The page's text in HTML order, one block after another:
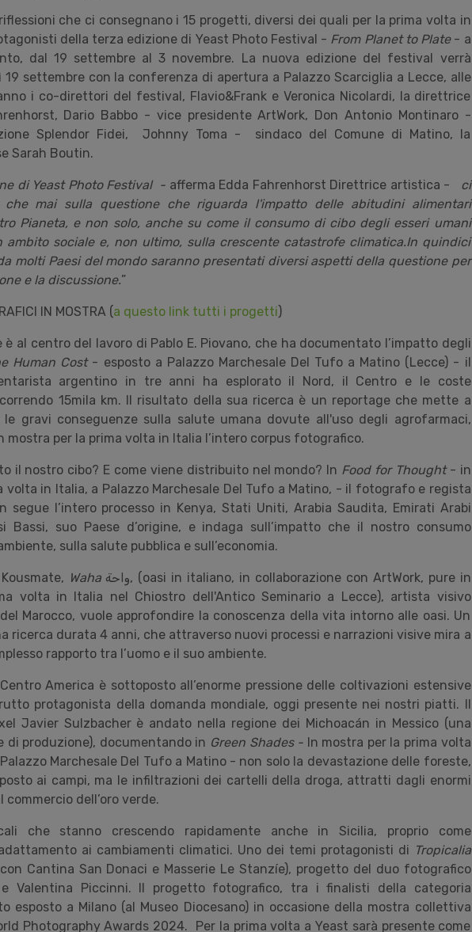
che ci consegnano i 15 progetti, diversi dei quali per la prima volta in
della terza edizione di Yeast Photo Festival - From Planet to Plate- a
dal 19 settembre al 3 novembre. La nuova edizione del festival verrà
settembre con la conferenza di apertura a Palazzo Scarciglia a Lecce, alle
i co-direttori del festival, Flavio&Frank e Veronica Nicolardi, la direttrice
Dario Babbo - vice presidente ArtWork, Don Antonio Montinaro -
Splendor Fidei, Johnny Toma - sindaco del Comune di Matino, la
Sarah Boutin.
di Yeast Photo Festival - afferma Edda Fahrenhorst Direttrice artistica -
ci
che mai sulla questione che riguarda l'impatto delle abitudini alimentari
Pianeta, e non solo, anche su come il consumo di cibo degli esseri umani
sociale e, non ultimo, sulla crescente catastrofe climatica.In quindici
molti Paesi del mondo saranno presentati diversi aspetti della questione per
e la discussione.”
IN MOSTRA (a questo link tutti i progetti)
al centro del lavoro di Pablo E. Piovano, che ha documentato l’impatto degli
Human Cost - esposto a Palazzo Marchesale Del Tufo a Matino (Lecce) - il
argentino in tre anni ha esplorato il Nord, il Centro e le coste
15mila km. Il risultato della sua ricerca è un reportage che mette a
gravi conseguenze sulla salute umana dovute all'uso degli agrofarmaci,
mostra per la prima volta in Italia l’intero corpus fotografico.
il nostro cibo? E come viene distribuito nel mondo? In Food for Thought- in
volta in Italia, a Palazzo Marchesale Del Tufo a Matino, - il fotografo e regista
segue l’intero processo in Kenya, Stati Uniti, Arabia Saudita, Emirati Arabi
Bassi, suo Paese d’origine, e indaga sull’impatto che il nostro consumo
sulla salute pubblica e sull’economia.
Waha واحة, (oasi in italiano, in collaborazione con ArtWork, pure in
volta in Italia nel Chiostro dell'Antico Seminario a Lecce), artista visivo
Marocco, vuole approfondire la conoscenza della vita intorno alle oasi. Un
ricerca durata 4 anni, che attraverso nuovi processi e narrazioni visive mira a
rapporto tra l’uomo e il suo ambiente.
America è sottoposto all’enorme pressione delle coltivazioni estensive
protagonista della domanda mondiale, oggi presente nei nostri piatti. Il
Javier Sulzbacher è andato nella regione dei Michoacán in Messico (una
di produzione), documentando in Green Shades - In mostra per la prima volta
Marchesale Del Tufo a Matino - non solo la devastazione delle foreste,
ai campi, ma le infiltrazioni dei cartelli della droga, attratti dagli enormi
commercio dell’oro verde.
che stanno crescendo rapidamente anche in Sicilia, proprio come
ai cambiamenti climatici. Uno dei temi protagonisti di Tropicalia
Cantina San Donaci e Masserie Le Stanzíe), progetto del duo fotografico
e Valentina Piccinni. Il progetto fotografico, tra i finalisti della categoria
esposto a Milano (al Museo Diocesano) in occasione della mostra collettiva
Photography Awards 2024. Per la prima volta a Yeast sarà presente come